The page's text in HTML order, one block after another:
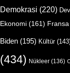
Demokrasi (220)
Ekonomi (161) Fransa
Biden (195) Kültür
(434) Nükleer (136)